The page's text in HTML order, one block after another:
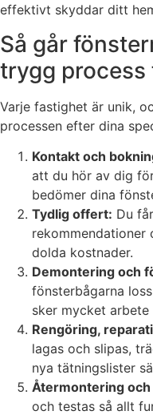
effektivt skyddar ditt
Så går
trygg
Varje fastighet är unik,
processen efter dina
Kontakt och
att du hör av dig
bedömer dina
Tydlig offert: Du
rekommendationer
dolda kostnader.
Demontering och
fönsterbågarna
sker mycket arbete
Rengöring,
lagas och slipas,
nya tätningslister
Återmontering
och testas så allt